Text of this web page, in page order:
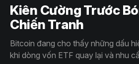
Kiên Cường Trước
Chiến Tranh
Bitcoin đang cho thấy những dấu
khi dòng vốn ETF quay lại và nhu